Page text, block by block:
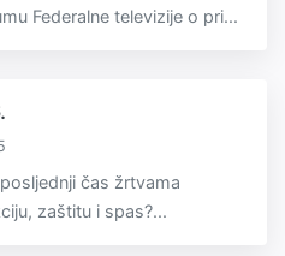
Federalne televizije o pri...
čas žrtvama
zaštitu i spas?...